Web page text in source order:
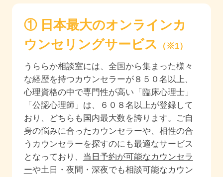
① 日本最大のオンラインカ
ウンセリングサービス
（※1）
うららか相談室には、全国から集まった様々
な経歴を持つカウンセラーが８５０ 名以上、
心理資格の中で専門性が高い「臨床心理士」
「公認心理師」は、
６０８ 名以上が登録して
おり、どちらも国内最大数を誇ります。ご自
身の悩みに合ったカウンセラーや、相性の合
うカウンセラーを探すのにも最適なサービス
となっており、 当日予約が可能なカウンセラ
ーや土日・夜間・深夜でも相談可能なカウン